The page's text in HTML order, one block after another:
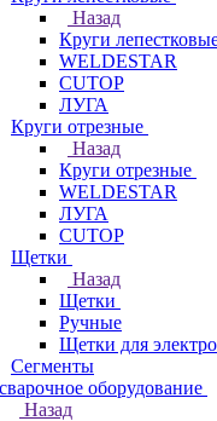
Назад
Круги
WELDESTAR
CUTOP
ЛУГА
Круги отрезные
Назад
Круги отрезные
WELDESTAR
ЛУГА
CUTOP
Щетки
Назад
Щетки
Ручные
Щетки для
Сегменты
оборудование
Назад